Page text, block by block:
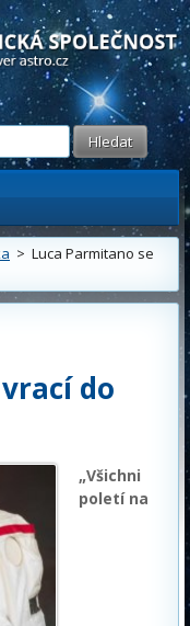
astronomický server
> Luca Parmitano se
do
„Všichni
poletí na